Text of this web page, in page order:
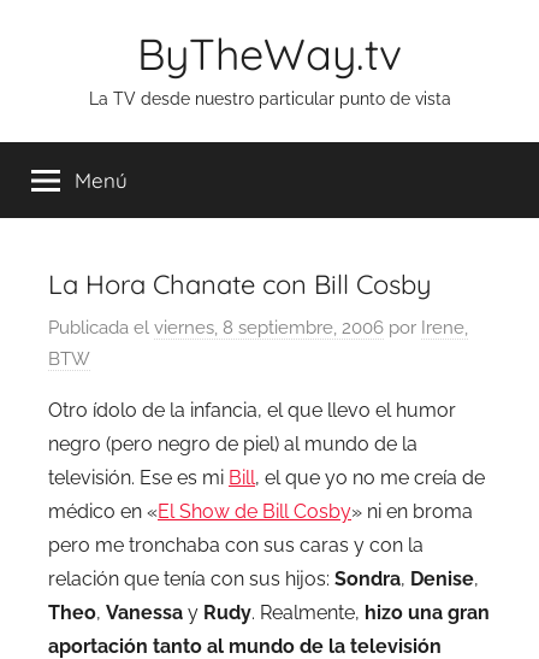
ByTheWay.tv
La TV desde nuestro particular punto de vista
Menú
La Hora Chanate con Bill Cosby
Publicada el viernes, 8 septiembre, 2006 por Irene,
BTW
Otro ídolo de la infancia, el que llevo el humor
negro (pero negro de piel) al mundo de la
televisión. Ese es mi Bill, el que yo no me creía de
médico en «El Show de Bill Cosby» ni en broma
pero me tronchaba con sus caras y con la
relación que tenía con sus hijos: Sondra, Denise,
Theo, Vanessa y Rudy. Realmente, hizo una gran
aportación tanto al mundo de la televisión